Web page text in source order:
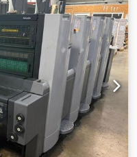
ελέγχου PressPilot
μέτρησης και
Πυκνόμετρο και
2.0 EyeC -
την τελευταία μονάδα
Επέκταση
αυτοματοποιημένο
σύστημα αλλαγής
ρύθμιση της τάσης των
ξηραντήρας
SelectDryer IR/TL/UV